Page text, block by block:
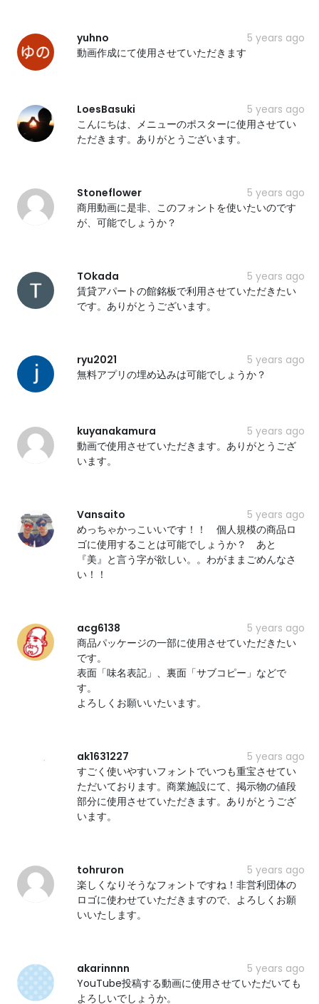
yuhno
5 years ago
動画作成にて使用させていただきます
LoesBasuki
5 years ago
こんにちは、メニューのポスターに使用させてい
ただきます。ありがとうございます。
Stoneflower
5 years ago
商用動画に是非、このフォントを使いたいのです
が、可能でしょうか？
TOkada
5 years ago
賃貸アパートの館銘板で利用させていただきたい
です。ありがとうございます。
ryu2021
5 years ago
無料アプリの埋め込みは可能でしょうか？
kuyanakamura
5 years ago
動画で使用させていただきます。ありがとうござ
います。
Vansaito
5 years ago
めっちゃかっこいいです！！ 個人規模の商品ロ
ゴに使用することは可能でしょうか？ あと
『美』と言う字が欲しい。。わがままごめんなさ
い！！
acg6138
5 years ago
商品パッケージの一部に使用させていただきたい
です。
表面「味名表記」、裏面「サブコピー」などで
す。
よろしくお願いいたいます。
ak1631227
5 years ago
すごく使いやすいフォントでいつも重宝させてい
ただいております。商業施設にて、掲示物の値段
部分に使用させていただきます。ありがとうござ
います。
tohruron
5 years ago
楽しくなりそうなフォントですね！非営利団体の
ロゴに使わせていただきますので、よろしくお願
いいたします。
akarinnnn
5 years ago
YouTube投稿する動画に使用させていただいても
よろしいでしょうか。